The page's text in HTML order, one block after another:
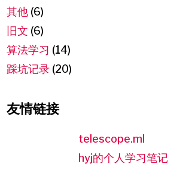
其他 (6)
旧文 (6)
算法学习 (14)
踩坑记录 (20)
友情链接
telescope.ml
hyj的个人学习笔记